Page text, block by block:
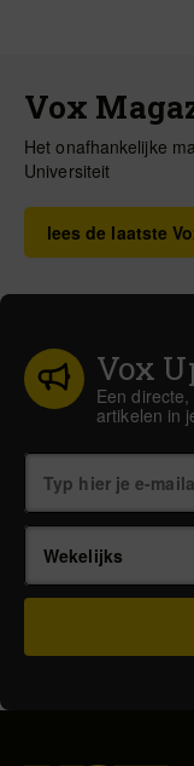
Vox
Het onafhankelijke
Universiteit
lees de laatste
Vox
Een
artikelen in
Wekelijks